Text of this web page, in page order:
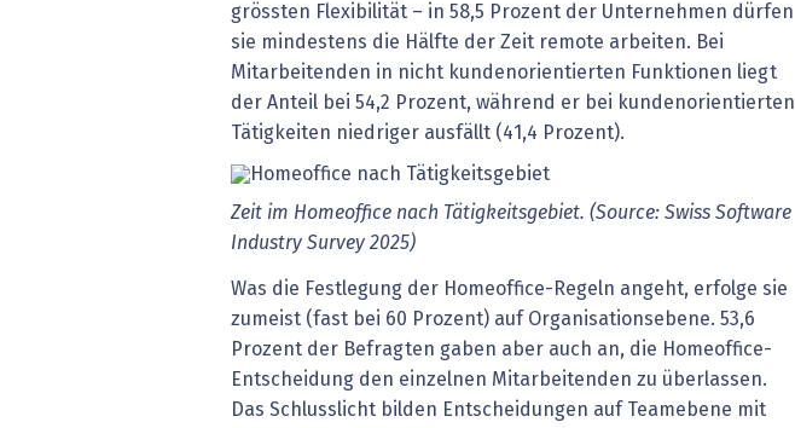
grössten Flexibilität – in 58,5 Prozent der Unternehmen dürfen
sie mindestens die Hälfte der Zeit remote arbeiten. Bei
Mitarbeitenden in nicht kundenorientierten Funktionen liegt
der Anteil bei 54,2 Prozent, während er bei kundenorientierten
Tätigkeiten niedriger ausfällt (41,4 Prozent).
Zeit im Homeoffice nach Tätigkeitsgebiet. (Source: Swiss Software
Industry Survey 2025)
Was die Festlegung der Homeoffice-Regeln angeht, erfolge sie
zumeist (fast bei 60 Prozent) auf Organisationsebene. 53,6
Prozent der Befragten gaben aber auch an, die Homeoffice-
Entscheidung den einzelnen Mitarbeitenden zu überlassen.
Das Schlusslicht bilden Entscheidungen auf Teamebene mit